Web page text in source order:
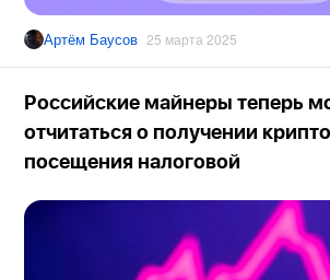
Артём Баусов 25 марта 2025
Российские майнеры теперь
отчитаться о получении
посещения налоговой